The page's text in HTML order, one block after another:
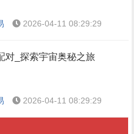
2026-04-11 08:29:29
对_探索宇宙奥秘之旅
2026-04-11 08:29:29